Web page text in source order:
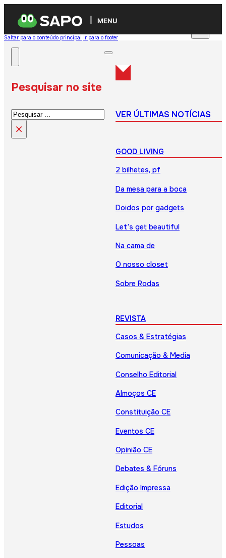
MENU
Saltar para o conteúdo principal Ir para o footer
Pesquisar no site
Pesquisar
×
VER ÚLTIMAS NOTÍCIAS
GOOD LIVING
2 bilhetes, pf
Da mesa para a boca
Doidos por gadgets
Let’s get beautiful
Na cama de
O nosso closet
Sobre Rodas
REVISTA
Casos & Estratégias
Comunicação & Media
Conselho Editorial
Almoços CE
Constituição CE
Eventos CE
Opinião CE
Debates & Fóruns
Edição Impressa
Editorial
Estudos
Pessoas